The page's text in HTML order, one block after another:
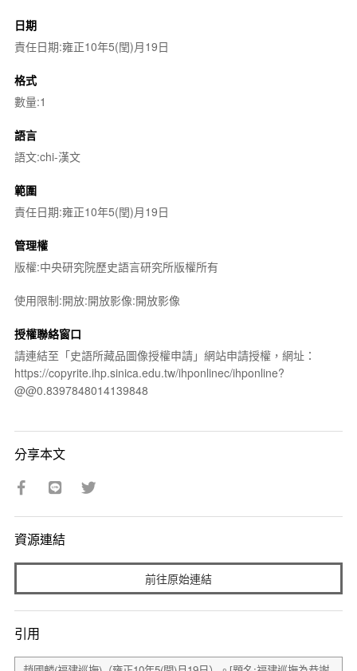
日期
責任日期:雍正10年5(閏)月19日
格式
數量:1
語言
語文:chi-漢文
範圍
責任日期:雍正10年5(閏)月19日
管理權
版權:中央研究院歷史語言研究所版權所有
使用限制:開放:開放影像:開放影像
授權聯絡窗口
請連結至「史語所藏品圖像授權申請」網站申請授權，網址：
https://copyrite.ihp.sinica.edu.tw/ihponlinec/ihponline?
@@0.8397848014139848
分享本文
資源連結
前往原始連結
引用